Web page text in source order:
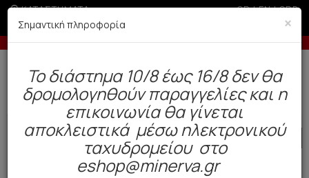
ΚΑΤΑΣΤΗΜΑΤΑ GR|EN|SRB
άνω των 200€ Έως 3 άτοκες
Δωρεάν αποστολή άνω των 49€. Παράδοση σε 3-5 εργάσιμες.
Γυναίκα Εσώρουχα Everyday Φανελάκια
HOT
×
Σημαντική πληροφορία
To διάστημα 10/8 έως 16/8 δεν θα
δρομολογηθούν παραγγελίες και η
επικοινωνία θα γίνεται
αποκλειστικά μέσω ηλεκτρονικού
ταχυδρομείου στο
eshop@minerva.gr